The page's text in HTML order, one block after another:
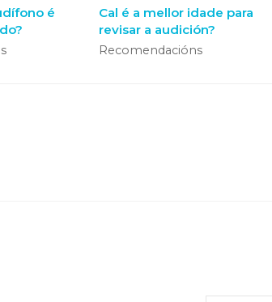
é
Cal é a mellor idade para
revisar a audición?
Recomendacións